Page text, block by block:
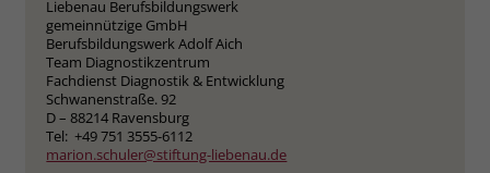
Berufsbildungswerk Adolf Aich
Eignungsabklärung und Arbeitserprobung
Fachdienst Diagnostik & Entwicklung
Schwanenstr. 92
88214 Ravensburg
Telefon +49 751 3555-6112
marion.schuler(at)stiftung-liebenau.de
Liebenau Berufsbildungswerk
gemeinnützige GmbH
Berufsbildungswerk Adolf Aich
Team Diagnostikzentrum
Fachdienst Diagnostik & Entwicklung
Schwanenstraße. 92
D – 88214 Ravensburg
Tel: +49 751 3555-6112
marion.schuler@stiftung-liebenau.de
Name _fbp
Anbieter Facebook
Laufzeit 3 Monate